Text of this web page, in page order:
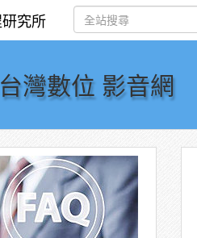
究所
台灣數位 影音網